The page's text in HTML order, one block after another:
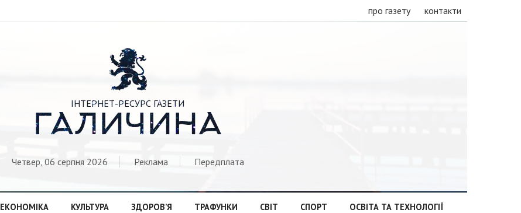
про газету контакти

ІНТЕРНЕТ-РЕСУРС ГАЗЕТИ
ГАЛИЧИНА
Четвер, 06 серпня 2026 Реклама Передплата
ЕКОНОМІКА КУЛЬТУРА ЗДОРОВ’Я ТРАФУНКИ СВІТ СПОРТ ОСВІТА ТА ТЕХНОЛОГІЇ